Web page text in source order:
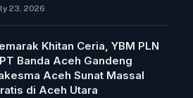
23, 2026
Khitan Ceria, YBM PLN
Banda Aceh Gandeng
Aceh Sunat Massal
di Aceh Utara